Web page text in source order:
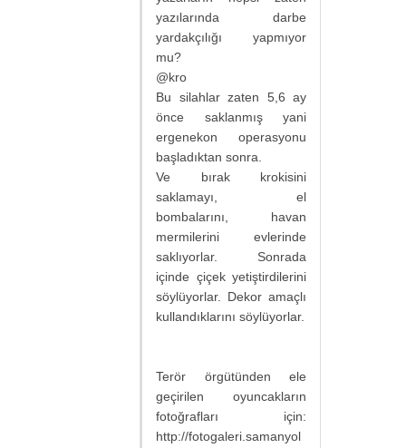
yazılarında darbe
yardakçılığı yapmıyor
mu?
@kro
Bu silahlar zaten 5,6 ay
önce saklanmış yani
ergenekon operasyonu
başladıktan sonra.
Ve bırak krokisini
saklamayı, el
bombalarını, havan
mermilerini evlerinde
saklıyorlar. Sonrada
içinde çiçek yetiştirdilerini
söylüyorlar. Dekor amaçlı
kullandıklarını söylüyorlar.
Terör örgütünden ele
geçirilen oyuncakların
fotoğrafları için:
http://fotogaleri.samanyol